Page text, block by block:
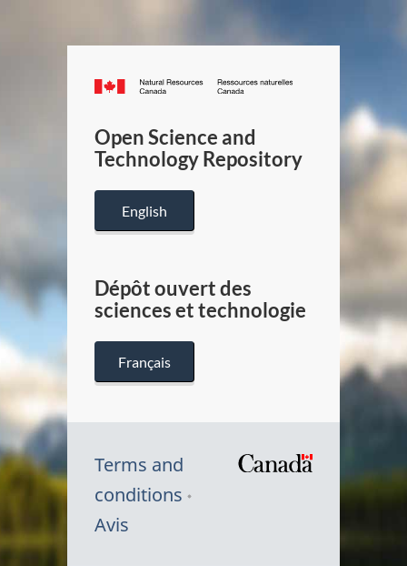
Canada.ca
/
Canada
Open Science and
Technology Repository
English
Dépôt ouvert des
sciences et technologie
Français
Terms and
conditions
Avis
Symbole